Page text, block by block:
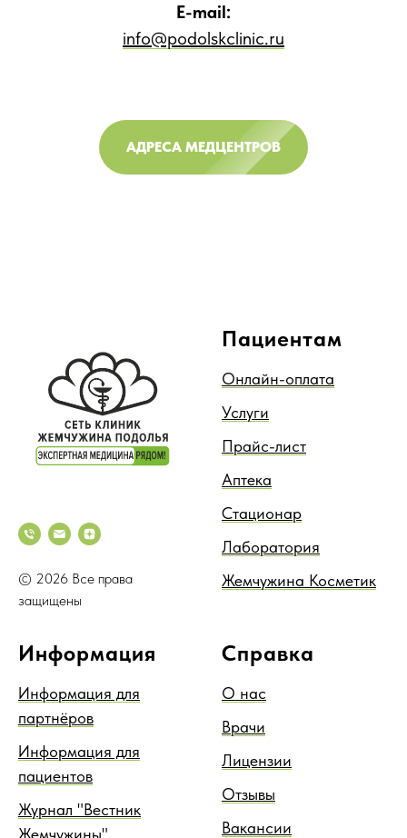
E-mail:
info@podolskclinic.ru
АДРЕСА МЕДЦЕНТРОВ
© 2026 Все права
защищены
Пациентам
Онлайн-оплата
Услуги
Прайс-лист
Аптека
Стационар
Лаборатория
Жемчужина Косметик
Информация
Информация для
партнёров
Информация для
пациентов
Журнал "Вестник
Жемчужины"
Справка
О нас
Врачи
Лицензии
Отзывы
Вакансии